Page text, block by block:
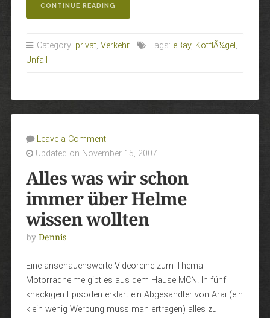
CONTINUE READING
NICHT
Category: privat, Verkehr Tags: eBay, KotflÃ¼gel ,
Unfall
Leave a Comment
Updated on November 15, 2007
Alles was wir schon
immer über Helme
wissen wollten
by Dennis
Eine anschauenswerte Videoreihe zum Thema
Motorradhelme gibt es aus dem Hause MCN. In fünf
knackigen Episoden erklärt ein Abgesandter von Arai (ein
klein wenig Werbung muss man ertragen) alles zu